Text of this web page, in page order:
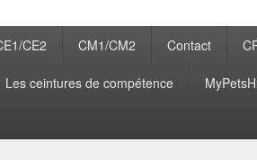
CE2 CM1/CM2 Contact
Les ceintures de compétence